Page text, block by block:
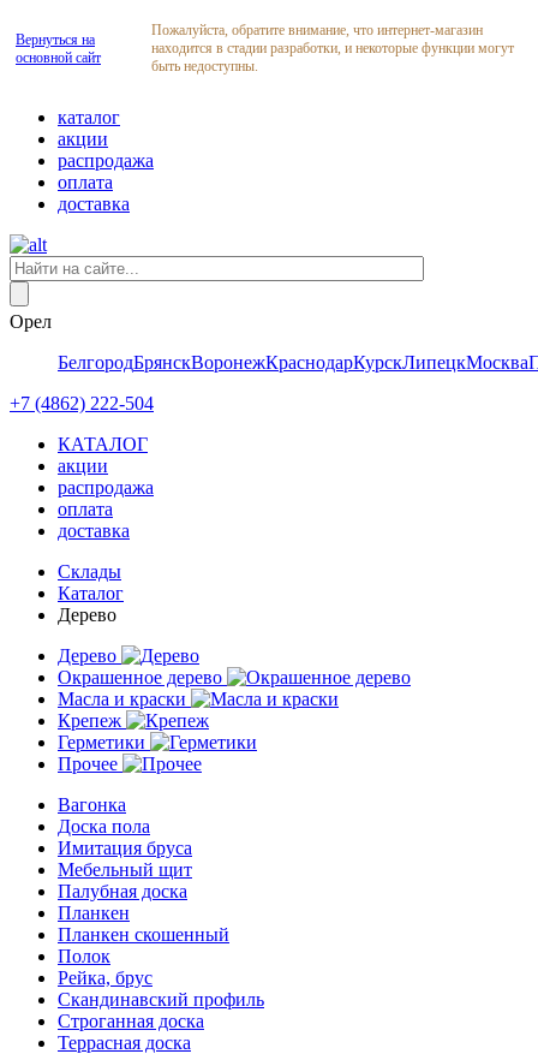
Вернуться на
основной сайт
Пожалуйста, обратите внимание, что интернет-магазин
находится в стадии разработки, и некоторые функции могут
быть недоступны.
каталог
акции
распродажа
оплата
доставка
Орел
БелгородБрянскВоронежКраснодарКурскЛипецкМосква
+7 (4862) 222-504
КАТАЛОГ
акции
распродажа
оплата
доставка
Склады
Каталог
Дерево
Дерево
Окрашенное дерево
Масла и краски
Крепеж
Герметики
Прочее
Вагонка
Доска пола
Имитация бруса
Мебельный щит
Палубная доска
Планкен
Планкен скошенный
Полок
Рейка, брус
Скандинавский профиль
Строганная доска
Террасная доска